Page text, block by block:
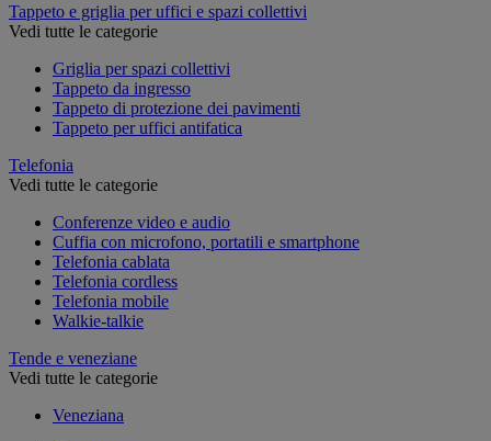
Tappeto e griglia per uffici e spazi collettivi
Vedi tutte le categorie
Griglia per spazi collettivi
Tappeto da ingresso
Tappeto di protezione dei pavimenti
Tappeto per uffici antifatica
Telefonia
Vedi tutte le categorie
Conferenze video e audio
Cuffia con microfono, portatili e smartphone
Telefonia cablata
Telefonia cordless
Telefonia mobile
Walkie-talkie
Tende e veneziane
Vedi tutte le categorie
Veneziana